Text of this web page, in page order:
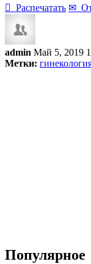
 Распечатать ✉
admin Май 5, 2019
Метки:
Популярное